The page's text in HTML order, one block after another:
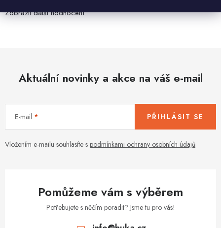
Zobrazit další hodnocení
Aktuální novinky a akce na váš e-mail
E-mail
Vložením e-mailu souhlasíte s podmínkami ochrany osobních údajů
PŘIHLÁSIT SE
Pomůžeme vám s výběrem
Potřebujete s něčím poradit? Jsme tu pro vás!